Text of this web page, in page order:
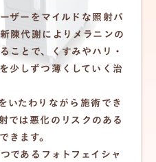
ザーをマイルドな照射パ
陳代謝によりメラニンの
ことで、くすみやハリ・
少しずつ薄くしていく治
いたわりながら施術でき
では悪化のリスクのある
きます。
であるフォトフェイシャ